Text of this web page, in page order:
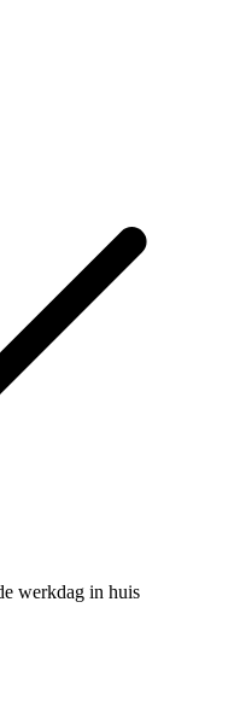
werkdag in huis